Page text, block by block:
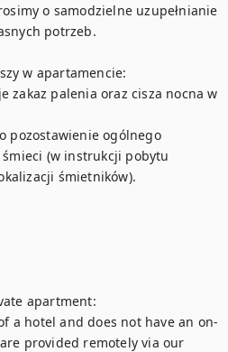
o samodzielne uzupełnianie
potrzeb.
w apartamencie:
zakaz palenia oraz cisza nocna w
pozostawienie ogólnego
(w instrukcji pobytu
śmietników).
apartment:
a hotel and does not have an on-
provided remotely via our